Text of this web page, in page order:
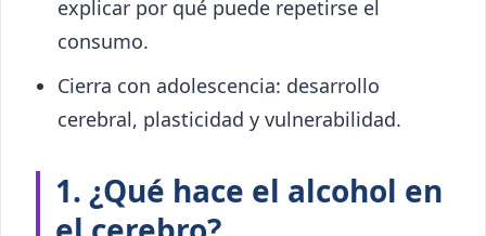
explicar por qué puede repetirse el
consumo.
Cierra con adolescencia: desarrollo
cerebral, plasticidad y vulnerabilidad.
1. ¿Qué hace el alcohol en